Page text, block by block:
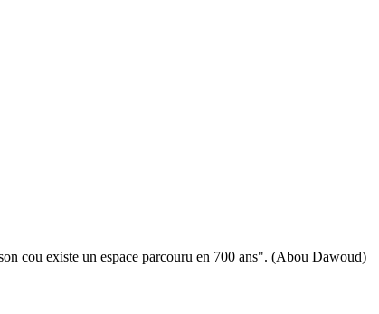
cou existe un espace parcouru en 700 ans". (Abou Dawoud)